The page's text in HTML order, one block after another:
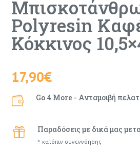
Polyresin
Κόκκινος
17,90€
 Go 4 More - Ανταμοιβή
 Παραδόσεις με δικά μας
* κατόπιν συνεννόησης